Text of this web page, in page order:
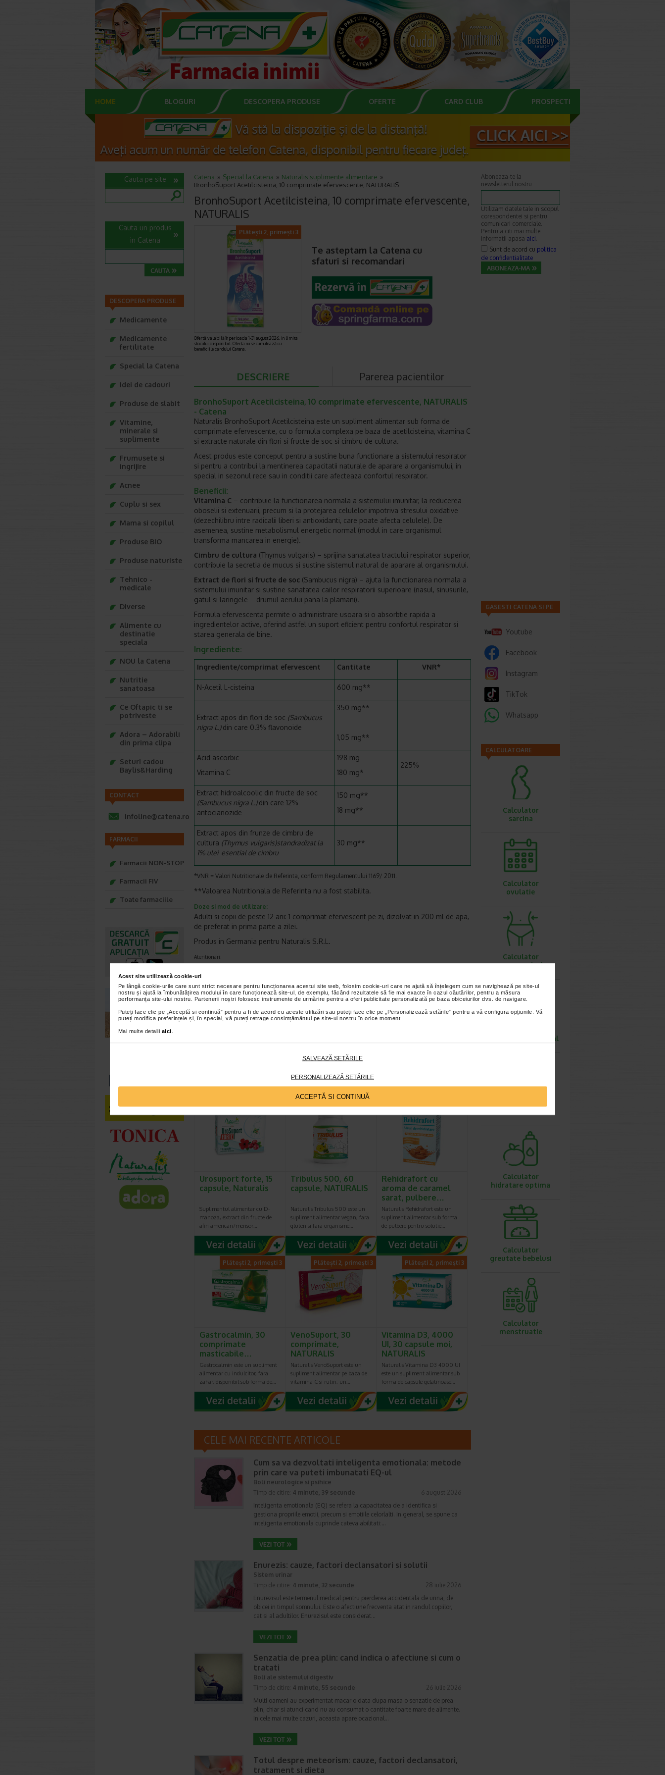
Acest site utilizează cookie-uri
Pe lângă cookie-urile care sunt strict necesare pentru funcționarea acestui site web, folosim cookie-uri care ne ajută să înțelegem cum se navighează pe site-ul
nostru și ajută la îmbunătățirea modului în care funcționează site-ul, de exemplu, făcând rezultatele să fie mai exacte în cazul căutărilor, pentru a măsura
performanța site-ului nostru. Partenerii noștri folosesc instrumente de urmărire pentru a oferi publicitate personalizată pe baza obiceiurilor dvs. de navigare.
Puteți face clic pe „Acceptă si continuă” pentru a fi de acord cu aceste utilizări sau puteți face clic pe „Personalizează setările” pentru a vă configura opțiunile. Vă
puteți modifica preferințele și, în special, vă puteți retrage consimțământul pe site-ul nostru în orice moment.
Mai multe detalii aici
SALVEAZĂ SETĂRILE
PERSONALIZEAZĂ SETĂRILE
ACCEPTĂ SI CONTINUĂ
HOME BLOGURI DESCOPERA PRODUSE OFERTE CARD CLUB PROSPECTE
Catena Special la Catena
Naturalis suplimente alimentare
BronhoSuport Acetilcisteina, 10 comprimate efervescente, NATURALIS
BronhoSuport Acetilcisteina, 10 comprimate efervescente,
NATURALIS
Plătești 2, primești 3
Ofertă valabilă în perioada 1-31 august 2026, in limita
stocului disponibil. Oferta nu se cumulează cu
beneficiile cardului Catena.
Te asteptam la Catena cu
sfaturi si recomandari
DESCRIERE Parerea pacientilor
BronhoSuport Acetilcisteina, 10 comprimate efervescente, NATURALIS
- Catena
Naturalis BronhoSuport Acetilcisteina este un supliment alimentar sub forma de
comprimate efervescente, cu o formula complexa pe baza de acetilcisteina, vitamina C
si extracte naturale din flori si fructe de soc si cimbru de cultura.
Acest produs este conceput pentru a sustine buna functionare a sistemului respirator
si pentru a contribui la mentinerea capacitatii naturale de aparare a organismului, in
special in sezonul rece sau in conditii care afecteaza confortul respirator.
Beneficii:
Vitamina C – contribuie la functionarea normala a sistemului imunitar, la reducerea
oboselii si extenuarii, precum si la protejarea celulelor impotriva stresului oxidative
(dezechilibru intre radicalii liberi si antioxidanti, care poate afecta celulele). De
asemenea, sustine metabolismul energetic normal (modul in care organismul
transforma mancarea in energie).
Cimbru de cultura (Thymus vulgaris) – sprijina sanatatea tractului respirator superior,
contribuie la secretia de mucus si sustine sistemul natural de aparare al organismului.
Extract de flori si fructe de soc (Sambucus nigra) – ajuta la functionarea normala a
sistemului imunitar si sustine sanatatea cailor respiratorii superioare (nasul, sinusurile,
gatul si laringele – drumul aerului pana la plamani).
Formula efervescenta permite o administrare usoara si o absorbtie rapida a
ingredientelor active, oferind astfel un suport eficient pentru confortul respirator si
starea generala de bine.
Ingrediente:
Ingrediente/comprimat efervescent Cantitate VNR*
N-Acetil L-cisteina 600 mg**
Extract apos din flori de soc (Sambucus
nigra L.)din care 0.3% flavonoide
350 mg**
1,05 mg**
Acid ascorbic
Vitamina C
198 mg
180 mg*
225%
Extract hidroalcoolic din fructe de soc
(Sambucus nigra L.)din care 12%
antocianozide
150 mg**
18 mg**
Extract apos din frunze de cimbru de
cultura (Thymus vulgaris)standradizat la
1% ulei esential de cimbru
30 mg**
*VNR = Valori Nutritionale de Referinta, conform Regulamentului 1169/ 2011.
**Valoarea Nutritionala de Referinta nu a fost stabilita.
Doze si mod de utilizare:
Adulti si copii de peste 12 ani: 1 comprimat efervescent pe zi, dizolvat in 200 ml de apa,
de preferat in prima parte a zilei.
Produs in Germania pentru Naturalis S.R.L.
Atentionari:
un supliment alimentar si nu trebuie sa inlocuiasca o dieta variata si echilibrata si un stil de viata sanatos. A se consuma, de
preferinta, inainte de sfarsitul perioadei inscrise pe ambalaj. A se pastra la temperaturi sub 25 °C, in ambalajul original.
*Pentru pret te asteptam in cea mai apropiata farmacie Catena
VEZI PRODUSE DIN ACEEASI CATEGORIE
Plătești 2, primești 3
Urosuport forte, 15
capsule, Naturalis
Suplimentul alimentar cu D-
manoza, extract din fructe de
afin american/merisor…
Plătești 2, primești 3
Tribulus 500, 60
capsule, NATURALIS
Naturalis Tribulus 500 este un
supliment alimentar vegan, fara
gluten si fara organisme…
Plătești 2, primești 3
Rehidrafort cu
aroma de caramel
sarat, pulbere…
Naturalis Rehidrafort este un
supliment alimentar sub forma
de pulbere pentru solutie…
Plătești 2, primești 3
Gastrocalmin, 30
comprimate
masticabile…
Gastrocalmin este un supliment
alimentar cu indulcitor, fara
zahar, disponibil sub forma de…
Plătești 2, primești 3
VenoSuport, 30
comprimate,
NATURALIS
Naturalis VenoSuport este un
supliment alimentar pe baza de
vitamina C si rutin, un…
Plătești 2, primești 3
Vitamina D3, 4000
UI, 30 capsule moi,
NATURALIS
Naturalis Vitamina D3 4000 UI
este un supliment alimentar sub
forma de capsule gelatinoase…
CELE MAI RECENTE ARTICOLE
Cum sa va dezvoltati inteligenta emotionala: metode
prin care va puteti imbunatati EQ-ul
Boli neurologice si psihice
Timp de citire: 4 minute, 39 secunde
6 august 2026
Inteligenta emotionala (EQ) se refera la capacitatea de a identifica si
gestiona propriile emotii, precum si emotiile celorlalti. In general, se spune ca
inteligenta emotionala cuprinde cateva abilitati:…
Enurezis: cauze, factori declansatori si solutii
Sistem urinar
Timp de citire: 4 minute, 32 secunde
28 iulie 2026
Enurezisul este termenul medical pentru pierderea accidentala de urina, de
obicei in timpul somnului. Este o afectiune frecventa atat in randul copiilor,
cat si al adultilor. Enurezisul este considerat…
Senzatia de prea plin: cand indica o afectiune si cum o
tratati
Boli ale sistemului digestiv
Timp de citire: 4 minute, 55 secunde
26 iulie 2026
Multi oameni au experimentat macar o data dupa masa o senzatie de prea
plin, chiar si atunci cand nu au consumat o cantitate foarte mare de alimente.
In cele mai multe cazuri, aceasta apare ocazional…
Totul despre meteorism: cauze, factori declansatori,
tratament si dieta
Cauta pe site
Cauta un produs
in Catena
DESCOPERA PRODUSE
Medicamente
Medicamente
fertilitate
Special la Catena
Idei de cadouri
Produse de slabit
Vitamine,
minerale si
suplimente
Frumusete si
ingrijire
Acnee
Cuplu si sex
Mama si copilul
Produse BIO
Produse naturiste
Tehnico -
medicale
Diverse
Alimente cu
destinatie
speciala
NOU la Catena
Nutritie
sanatoasa
Ce Oftapic ti se
potriveste
Adora – Adorabili
din prima clipa
Seturi cadou
Baylis&Harding
CONTACT
infoline@catena.ro
FARMACII
Farmacii NON-STOP
Farmacii FIV
Toate farmaciile
Aboneaza-te la
newsletterul nostru
Utilizam datele tale in scopul
corespondentei si pentru
comunicari comerciale.
Pentru a citi mai multe
informatii apasa aici.
Sunt de acord cu politica
de confidentialitate
GASESTI CATENA SI PE
Youtube
Facebook
Instagram
TikTok
Whatsapp
CALCULATOARE
Calculator
sarcina
Calculator
ovulatie
Calculator
greutate ideala
metabolismului bazal
Calculator
hidratare optima
Calculator
greutate bebelusi
Calculator
menstruatie